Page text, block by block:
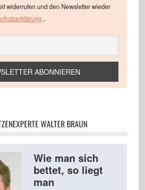
widerrufen und den Newsletter wieder
.
WALTER BRAUN
Wie man sich
bettet, so liegt
man